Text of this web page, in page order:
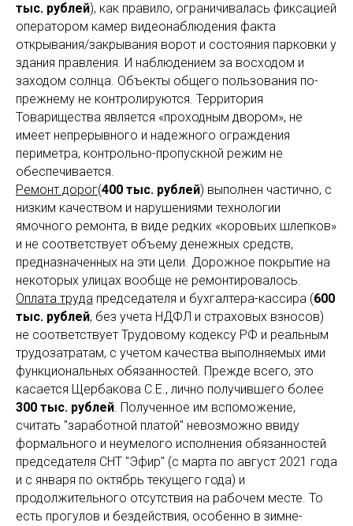
тыс. рублей), как правило, ограничивалась фиксацией
оператором камер видеонаблюдения факта
открывания/закрывания ворот и состояния парковки у
здания правления. И наблюдением за восходом и
заходом солнца. Объекты общего пользования по-
прежнему не контролируются. Территория
Товарищества является «проходным двором», не
имеет непрерывного и надежного ограждения
периметра, контрольно-пропускной режим не
обеспечивается.
Ремонт дорог(400 тыс. рублей) выполнен частично, с
низким качеством и нарушениями технологии
ямочного ремонта, в виде редких «коровьих шлепков»
и не соответствует объему денежных средств,
предназначенных на эти цели. Дорожное покрытие на
некоторых улицах вообще не ремонтировалось.
Оплата труда председателя и бухгалтера-кассира (600
тыс. рублей, без учета НДФЛ и страховых взносов)
не соответствует Трудовому кодексу РФ и реальным
трудозатратам, с учетом качества выполняемых ими
функциональных обязанностей. Прежде всего, это
касается Щербакова С.Е., лично получившего более
300 тыс. рублей. Полученное им вспоможение,
считать "заработной платой" невозможно ввиду
формального и неумелого исполнения обязанностей
председателя СНТ "Эфир" (с марта по август 2021 года
и с января по октябрь текущего года) и
продолжительного отсутствия на рабочем месте. То
есть прогулов и бездействия, особенно в зимне-